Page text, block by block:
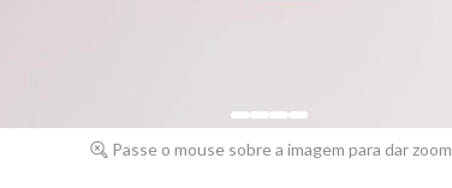
Passe o mouse sobre a imagem para dar zoom